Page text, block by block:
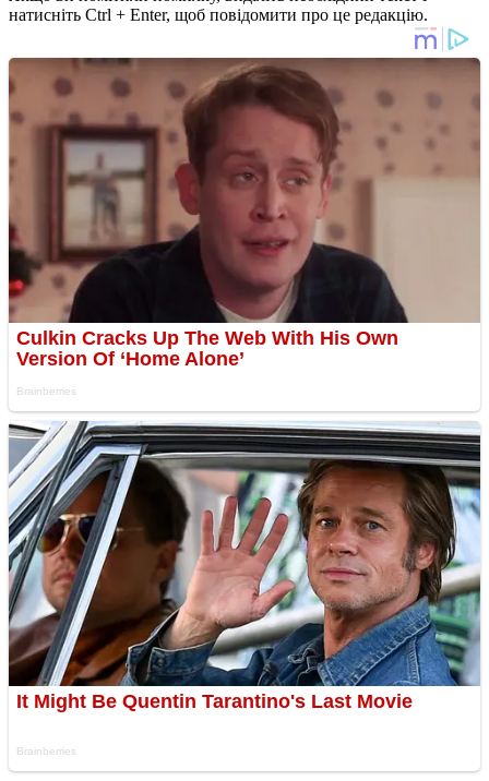
натисніть Ctrl + Enter, щоб повідомити про це редакцію.